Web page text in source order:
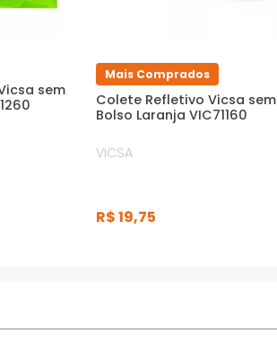
sem
Mais Comprados
Colete Refletivo Vicsa sem
Bolso Laranja VIC71160
VICSA
R$19,75